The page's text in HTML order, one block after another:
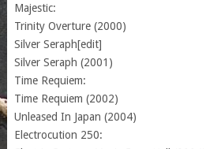
Majestic:
Trinity Overture (2000)
Silver Seraph[edit]
Silver Seraph (2001)
Time Requiem:
Time Requiem (2002)
Unleased In Japan (2004)
Electrocution 250: